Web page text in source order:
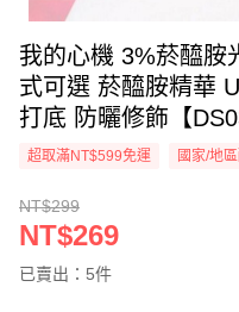
我的心機 3%菸醯胺
式可選 菸醯胺精華
打底 防曬修飾【
超取滿NT$599免運 國家/地
NT$299
NT$269
已賣出：5件